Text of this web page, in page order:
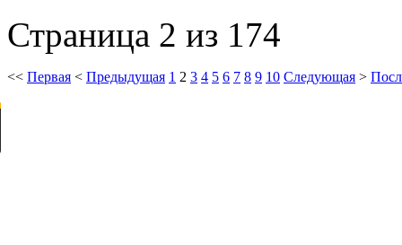
Страница 2 из 174
<< Первая < Предыдущая 1 2 3 4 5 6 7 8 9 10 Следующая >